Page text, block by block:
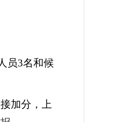
员3名和候
加分，上